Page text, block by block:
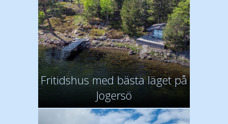
Fritidshus med bästa läget på
Jogersö